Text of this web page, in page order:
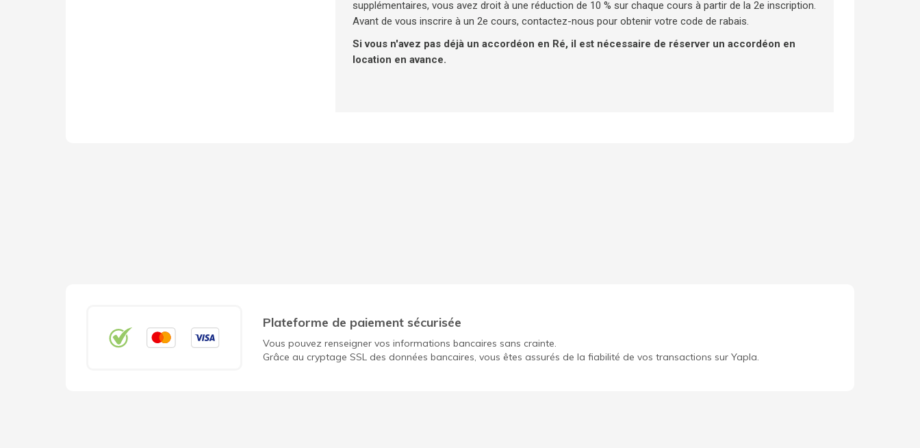
supplémentaires, vous avez droit à une réduction de 10 % sur chaque cours à partir de la 2e inscription.
Avant de vous inscrire à un 2e cours, contactez-nous pour obtenir votre code de rabais.
Si vous n'avez pas déjà un accordéon en Ré, il est nécessaire de réserver un accordéon en
location en avance.
Plateforme de paiement sécurisée
Vous pouvez renseigner vos informations bancaires sans crainte.
Grâce au cryptage SSL des données bancaires, vous êtes assurés de la fiabilité de vos transactions sur Yapla.